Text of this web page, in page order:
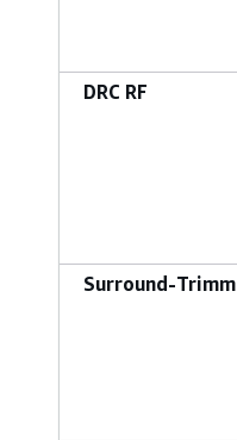
DRC RF
Surround-Trimm